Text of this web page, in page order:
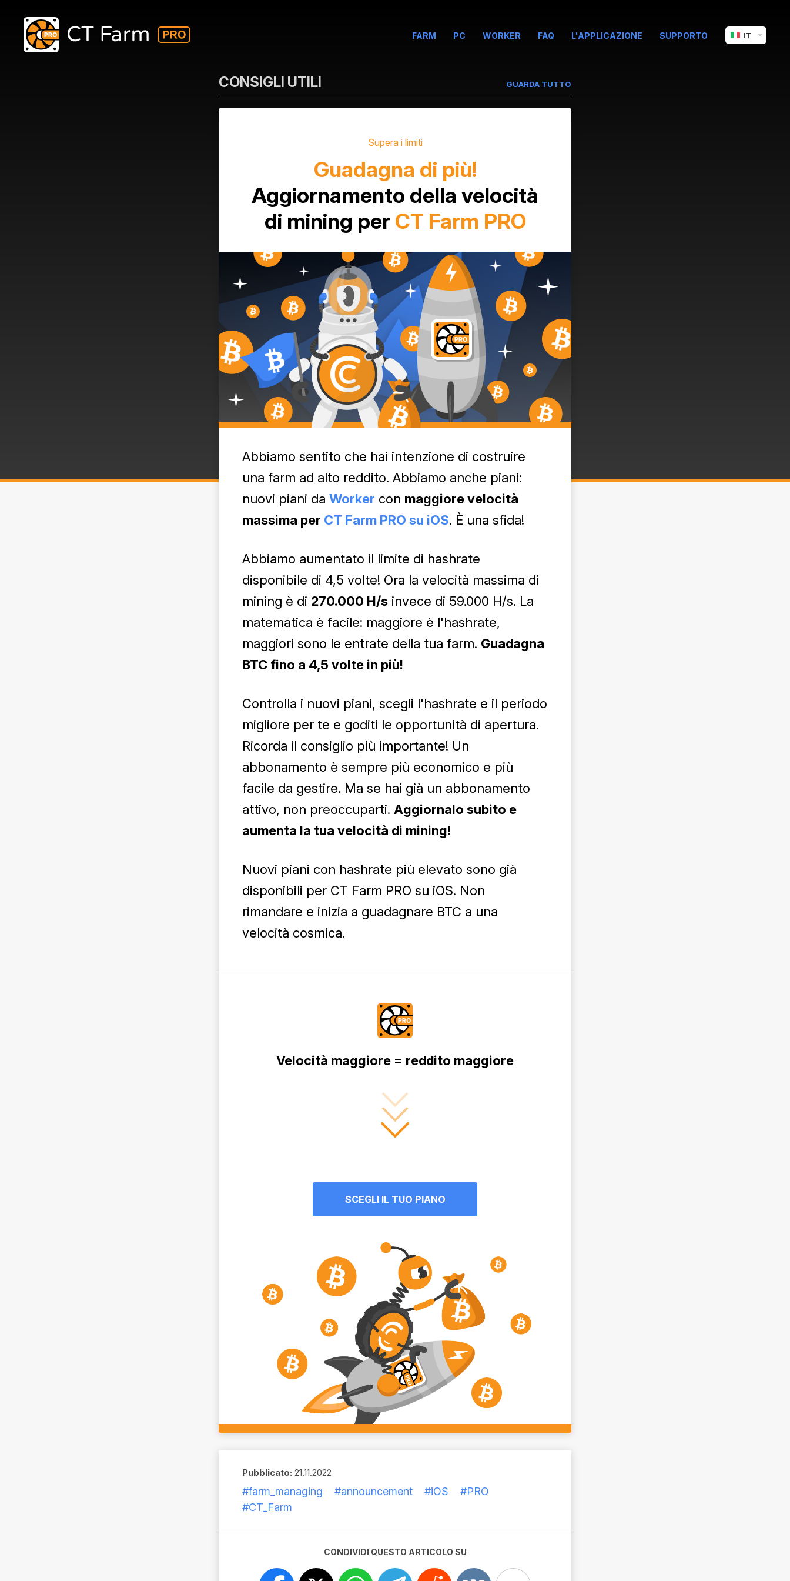
FARM PC WORKER FAQ L'APPLICAZIONE SUPPORTO IT
CONSIGLI UTILI GUARDA TUTTO
Supera i limiti
Guadagna di più!
Aggiornamento della velocità
di mining per CT Farm PRO
Abbiamo sentito che hai intenzione di costruire
una farm ad alto reddito. Abbiamo anche piani:
nuovi piani da Worker con maggiore velocità
massima per CT Farm PRO su iOS. È una sfida!
Abbiamo aumentato il limite di hashrate
disponibile di 4,5 volte! Ora la velocità massima di
mining è di 270.000 H/s invece di 59.000 H/s. La
matematica è facile: maggiore è l'hashrate,
maggiori sono le entrate della tua farm. Guadagna
BTC fino a 4,5 volte in più!
Controlla i nuovi piani, scegli l'hashrate e il periodo
migliore per te e goditi le opportunità di apertura.
Ricorda il consiglio più importante! Un
abbonamento è sempre più economico e più
facile da gestire. Ma se hai già un abbonamento
attivo, non preoccuparti. Aggiornalo subito e
aumenta la tua velocità di mining!
Nuovi piani con hashrate più elevato sono già
disponibili per CT Farm PRO su iOS. Non
rimandare e inizia a guadagnare BTC a una
velocità cosmica.
Velocità maggiore = reddito maggiore
SCEGLI IL TUO PIANO
Pubblicato: 21.11.2022
#farm_managing #announcement #iOS
#PRO
#CT_Farm
CONDIVIDI QUESTO ARTICOLO SU